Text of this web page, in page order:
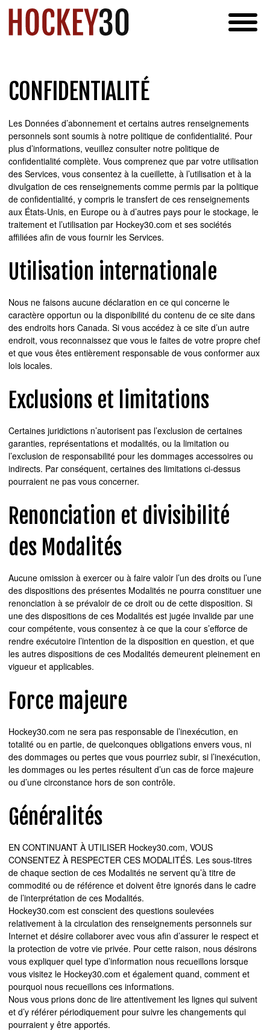
CONFIDENTIALITÉ
Les Données d’abonnement et certains autres renseignements
personnels sont soumis à notre politique de confidentialité. Pour
plus d’informations, veuillez consulter notre politique de
confidentialité complète. Vous comprenez que par votre utilisation
des Services, vous consentez à la cueillette, à l’utilisation et à la
divulgation de ces renseignements comme permis par la politique
de confidentialité, y compris le transfert de ces renseignements
aux États-Unis, en Europe ou à d’autres pays pour le stockage, le
traitement et l’utilisation par Hockey30.com et ses sociétés
affiliées afin de vous fournir les Services.
Utilisation internationale
Nous ne faisons aucune déclaration en ce qui concerne le
caractère opportun ou la disponibilité du contenu de ce site dans
des endroits hors Canada. Si vous accédez à ce site d’un autre
endroit, vous reconnaissez que vous le faites de votre propre chef
et que vous êtes entièrement responsable de vous conformer aux
lois locales.
Exclusions et limitations
Certaines juridictions n’autorisent pas l’exclusion de certaines
garanties, représentations et modalités, ou la limitation ou
l’exclusion de responsabilité pour les dommages accessoires ou
indirects. Par conséquent, certaines des limitations ci-dessus
pourraient ne pas vous concerner.
Renonciation et divisibilité
des Modalités
Aucune omission à exercer ou à faire valoir l’un des droits ou l’une
des dispositions des présentes Modalités ne pourra constituer une
renonciation à se prévaloir de ce droit ou de cette disposition. Si
une des dispositions de ces Modalités est jugée invalide par une
cour compétente, vous consentez à ce que la cour s’efforce de
rendre exécutoire l’intention de la disposition en question, et que
les autres dispositions de ces Modalités demeurent pleinement en
vigueur et applicables.
Force majeure
Hockey30.com ne sera pas responsable de l’inexécution, en
totalité ou en partie, de quelconques obligations envers vous, ni
des dommages ou pertes que vous pourriez subir, si l’inexécution,
les dommages ou les pertes résultent d’un cas de force majeure
ou d’une circonstance hors de son contrôle.
Généralités
EN CONTINUANT À UTILISER Hockey30.com, VOUS
CONSENTEZ À RESPECTER CES MODALITÉS. Les sous-titres
de chaque section de ces Modalités ne servent qu’à titre de
commodité ou de référence et doivent être ignorés dans le cadre
de l’interprétation de ces Modalités.
Hockey30.com est conscient des questions soulevées
relativement à la circulation des renseignements personnels sur
Internet et désire collaborer avec vous afin d’assurer le respect et
la protection de votre vie privée. Pour cette raison, nous désirons
vous expliquer quel type d’information nous recueillons lorsque
vous visitez le Hockey30.com et également quand, comment et
pourquoi nous recueillons ces informations.
Nous vous prions donc de lire attentivement les lignes qui suivent
et d’y référer périodiquement pour suivre les changements qui
pourraient y être apportés.